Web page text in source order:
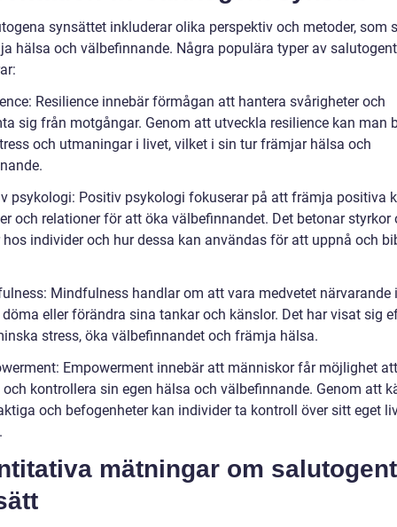
synsättet inkluderar olika perspektiv och metoder, som
hälsa och välbefinnande. Några populära typer av
Resilience innebär förmågan att hantera svårigheter och
sig från motgångar. Genom att utveckla resilience kan man
och utmaningar i livet, vilket i sin tur främjar hälsa och
psykologi: Positiv psykologi fokuserar på att främja positiva
och relationer för att öka välbefinnandet. Det betonar styrkor
hos individer och hur dessa kan användas för att uppnå och
Mindfulness handlar om att vara medvetet närvarande
eller förändra sina tankar och känslor. Det har visat sig
stress, öka välbefinnandet och främja hälsa.
Empowerment innebär att människor får möjlighet att
och kontrollera sin egen hälsa och välbefinnande. Genom att
och befogenheter kan individer ta kontroll över sitt eget
mätningar om salutogent